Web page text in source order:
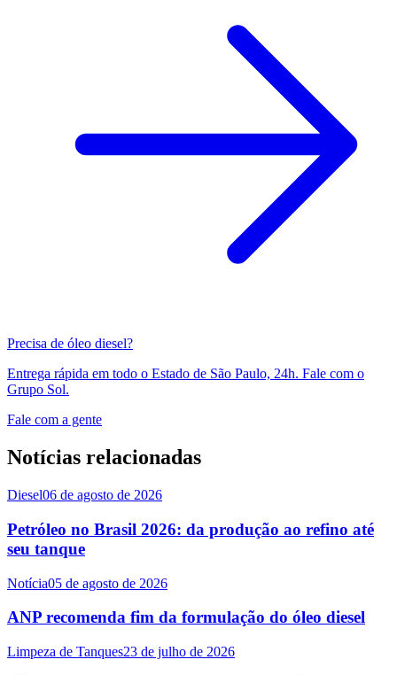
Precisa de óleo diesel?
Entrega rápida em todo o Estado de São Paulo, 24h. Fale com o
Grupo Sol.
Fale com a gente
Notícias relacionadas
Diesel06 de agosto de 2026
Petróleo no Brasil 2026: da produção ao refino até
seu tanque
Notícia05 de agosto de 2026
ANP recomenda fim da formulação do óleo diesel
Limpeza de Tanques23 de julho de 2026